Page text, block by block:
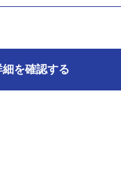
細を確認する